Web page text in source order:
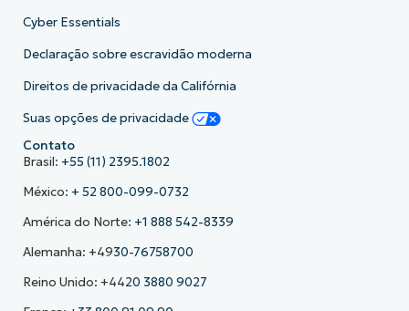
Cyber Essentials
Declaração sobre escravidão moderna
Direitos de privacidade da Califórnia
Suas opções de privacidade
Contato
Brasil: +55 (11) 2395.1802
México: + 52 800-099-0732
América do Norte: +1 888 542-8339
Alemanha: +4930-76758700
Reino Unido: +4420 3880 9027